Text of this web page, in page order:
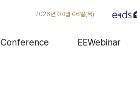
2026년 08월 06일(목)
Conference EEWebinar